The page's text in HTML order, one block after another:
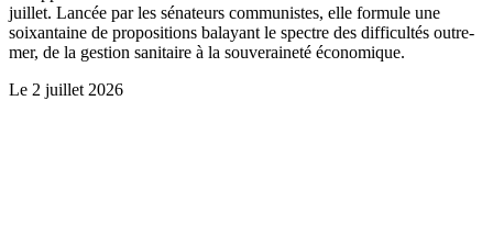
juillet. Lancée par les sénateurs communistes, elle formule une
soixantaine de propositions balayant le spectre des difficultés outre-
mer, de la gestion sanitaire à la souveraineté économique.
Le 2 juillet 2026